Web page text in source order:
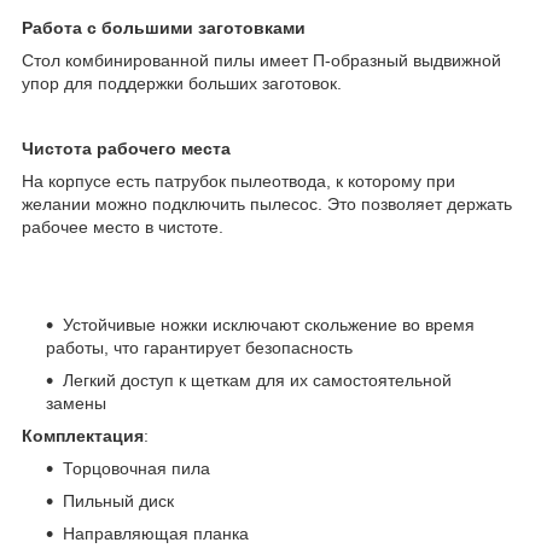
Работа с большими заготовками
Стол комбинированной пилы имеет П-образный выдвижной
упор для поддержки больших заготовок.
Чистота рабочего места
На корпусе есть патрубок пылеотвода, к которому при
желании можно подключить пылесос. Это позволяет держать
рабочее место в чистоте.
Устойчивые ножки исключают скольжение во время
работы, что гарантирует безопасность
Легкий доступ к щеткам для их самостоятельной
замены
Комплектация:
Торцовочная пила
Пильный диск
Направляющая планка